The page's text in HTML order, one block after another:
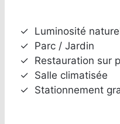
✓ Luminosité
✓ Parc / Jardin
✓ Restauration sur
✓ Salle climatisée
✓ Stationnement